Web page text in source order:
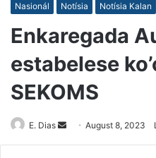
Nasionál Notísia Notísia Kalan
Enkaregada
estabelese
SEKOMS
E. Dias
Send
an
August 8, 2023